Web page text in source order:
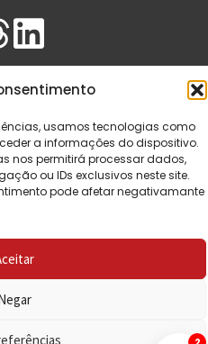
usamos tecnologias como
a informações do dispositivo.
nos permitirá processar dados,
ou IDs exclusivos neste site.
pode afetar negativamante
Emergência. Todos os